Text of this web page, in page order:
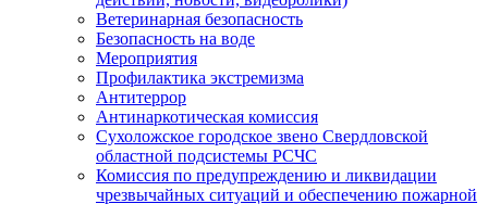
Ветеринарная безопасность
Безопасность на воде
Мероприятия
Профилактика экстремизма
Антитеррор
Антинаркотическая комиссия
Сухоложское городское звено Свердловской
областной подсистемы РСЧС
Комиссия по предупреждению и ликвидации
чрезвычайных ситуаций и обеспечению пожарной